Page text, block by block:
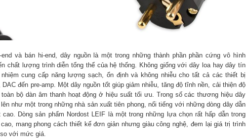
và bán hi-end, dây nguồn là một trong những thành phần phần cứng vô hình
chất lượng trình diễn tổng thể của hệ thống. Không giống với dây loa hay dây tín
cung cấp năng lượng sạch, ổn định và không nhiễu cho tất cả các thiết bị
đến pre-amp. Một dây nguồn tốt giúp giảm nhiễu, tăng độ tĩnh nền, cải thiện độ
bộ dàn âm thanh hoạt động ở hiệu suất tối ưu. Trong số các thương hiệu dây
như một trong những nhà sản xuất tiên phong, nổi tiếng với những dòng dây dẫn
Dòng sản phẩm Nordost LEIF là một trong những lựa chọn rất hấp dẫn trong
mang phong cách thiết kế đơn giản nhưng giàu công nghệ, đem lại giá trị trình
với mức giá.